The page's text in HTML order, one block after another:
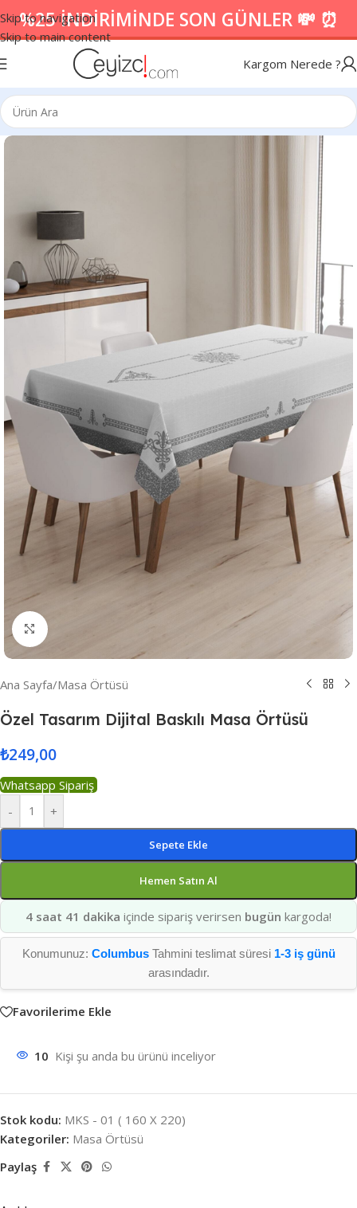
Skip to navigation
Skip to main content
%25 İNDİRİMİNDE SON GÜNLER 💸 ⏰
Kargom Nerede ?
Resmi Büyüt
Ana Sayfa/Masa Örtüsü
Özel Tasarım Dijital Baskılı Masa Örtüsü
₺249,00
Whatsapp Sipariş
-
+
Sepete Ekle
Hemen Satın Al
4 saat 41 dakika içinde sipariş verirsen bugün kargoda!
Konumunuz: ColumbusTahmini teslimat süresi 1-3 iş günü
arasındadır.
Favorilerime Ekle
10 Kişi şu anda bu ürünü inceliyor
Stok kodu: MKS - 01 ( 160 X 220)
Kategoriler: Masa Örtüsü
Paylaş